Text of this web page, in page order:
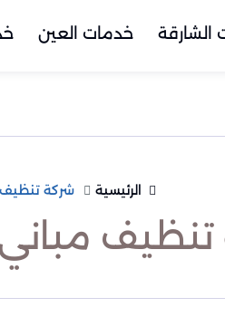
الشارقة خدمات العين
الرئيسية شركة
تنظيف